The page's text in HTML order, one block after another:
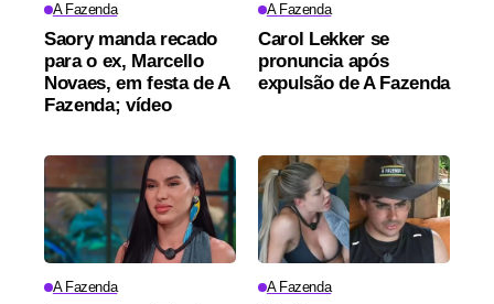
A Fazenda
Saory manda recado
para o ex, Marcello
Novaes, em festa de A
Fazenda; vídeo
A Fazenda
Carol Lekker se
pronuncia após
expulsão de A Fazenda
A Fazenda A Fazenda